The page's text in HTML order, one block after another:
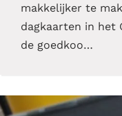
makkelijker te
dagkaarten in het
de goedkoo…